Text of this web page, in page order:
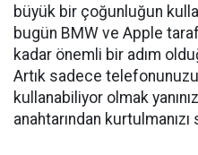
büyük bir çoğunluğun
bugün BMW ve Apple
kadar önemli bir adım
Artık sadece telefonunuzu
kullanabiliyor olmak
anahtarından kurtulmanızı